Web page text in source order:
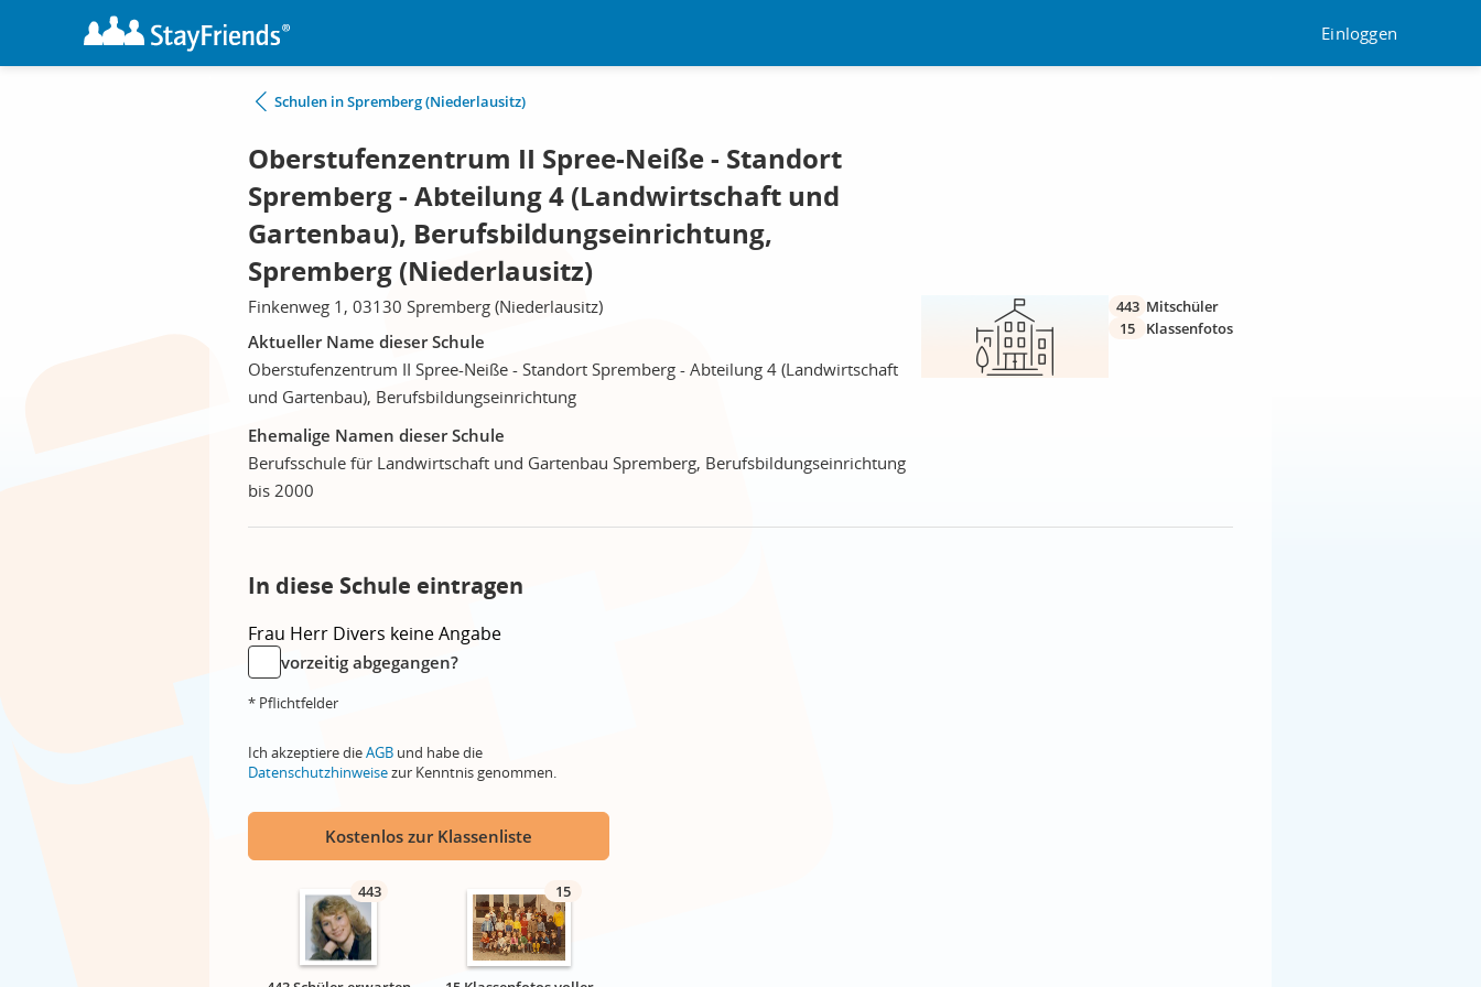
Einloggen
Schulen in Spremberg (Niederlausitz)
Oberstufenzentrum II Spree-Neiße - Standort
Spremberg - Abteilung 4 (Landwirtschaft und
Gartenbau), Berufsbildungseinrichtung,
Spremberg (Niederlausitz)
Finkenweg 1, 03130 Spremberg (Niederlausitz)
Aktueller Name dieser Schule
Oberstufenzentrum II Spree-Neiße - Standort Spremberg - Abteilung 4 (Landwirtschaft
und Gartenbau), Berufsbildungseinrichtung
Ehemalige Namen dieser Schule
Berufsschule für Landwirtschaft und Gartenbau Spremberg, Berufsbildungseinrichtung
bis 2000
443 Mitschüler
15
Klassenfotos
In diese Schule eintragen
Frau Herr Divers keine Angabe
vorzeitig abgegangen?
* Pflichtfelder
Ich akzeptiere dieAGB und habe die
Datenschutzhinweisezur Kenntnis genommen.
Kostenlos zur Klassenliste
443 15